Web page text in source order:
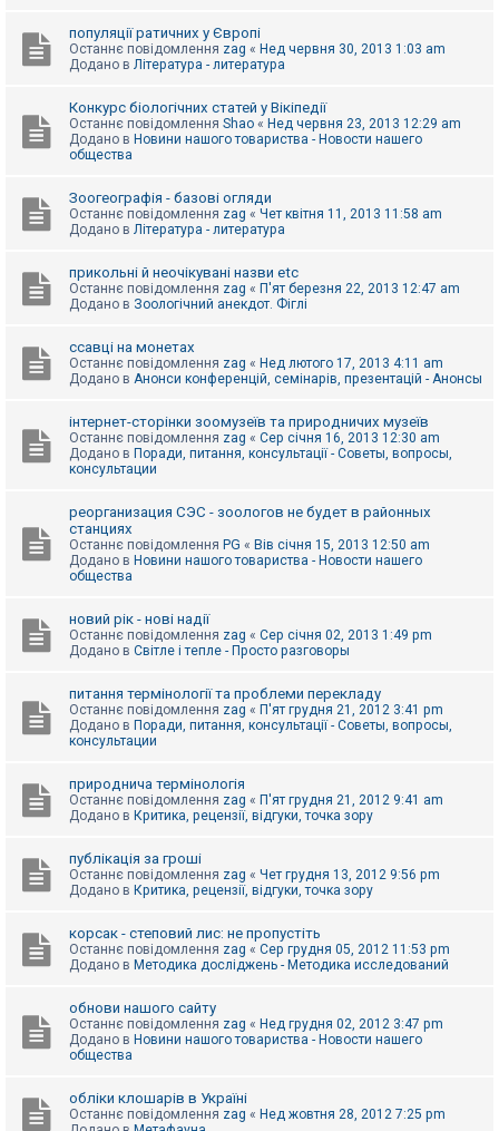
ш
к
м
г
популяції ратичних у Європі
Останнє повідомлення zag « Нед червня 30, 2013 1:03 am
Додано в Література - литература
Конкурс біологічних статей у Вікіпедії
Останнє повідомлення Shao « Нед червня 23, 2013 12:29 am
Додано в Новини нашого товариства - Новости нашего
общества
Зоогеографія - базові огляди
Останнє повідомлення zag « Чет квітня 11, 2013 11:58 am
Додано в Література - литература
прикольні й неочікувані назви etc
Останнє повідомлення zag « П'ят березня 22, 2013 12:47 am
Додано в Зоологічний анекдот. Фіглі
ссавці на монетах
Останнє повідомлення zag « Нед лютого 17, 2013 4:11 am
Додано в Анонси конференцій, семінарів, презентацій - Анонсы
інтернет-сторінки зоомузеїв та природничих музеїв
Останнє повідомлення zag « Сер січня 16, 2013 12:30 am
Додано в Поради, питання, консультації - Советы, вопросы,
консультации
реорганизация СЭС - зоологов не будет в районных
станциях
Останнє повідомлення PG « Вів січня 15, 2013 12:50 am
Додано в Новини нашого товариства - Новости нашего
общества
новий рік - нові надії
Останнє повідомлення zag « Сер січня 02, 2013 1:49 pm
Додано в Світле і тепле - Просто разговоры
питання термінології та проблеми перекладу
Останнє повідомлення zag « П'ят грудня 21, 2012 3:41 pm
Додано в Поради, питання, консультації - Советы, вопросы,
консультации
природнича термінологія
Останнє повідомлення zag « П'ят грудня 21, 2012 9:41 am
Додано в Критика, рецензії, відгуки, точка зору
публікація за гроші
Останнє повідомлення zag « Чет грудня 13, 2012 9:56 pm
Додано в Критика, рецензії, відгуки, точка зору
корсак - степовий лис: не пропустіть
Останнє повідомлення zag « Сер грудня 05, 2012 11:53 pm
Додано в Методика досліджень - Методика исследований
обнови нашого сайту
Останнє повідомлення zag « Нед грудня 02, 2012 3:47 pm
Додано в Новини нашого товариства - Новости нашего
общества
обліки клошарів в Україні
Останнє повідомлення zag « Нед жовтня 28, 2012 7:25 pm